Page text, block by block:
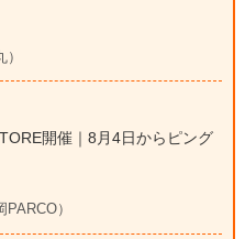
開催｜8月4日からピング
）